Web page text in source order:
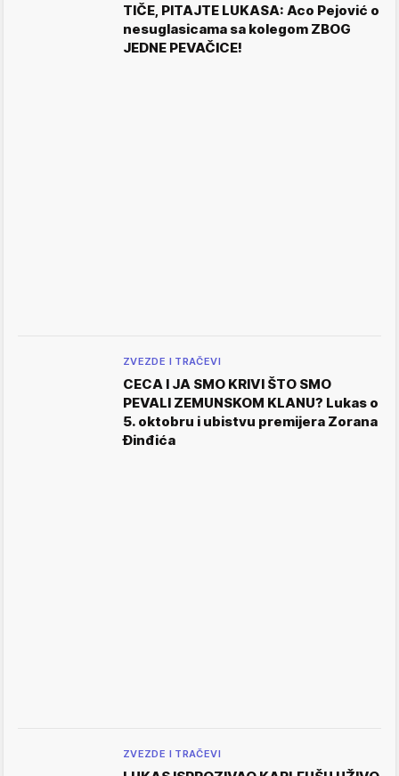
TIČE, PITAJTE LUKASA: Aco Pejović o
nesuglasicama sa kolegom ZBOG
JEDNE PEVAČICE!
ZVEZDE I TRAČEVI
CECA I JA SMO KRIVI ŠTO SMO
PEVALI ZEMUNSKOM KLANU? Lukas o
5. oktobru i ubistvu premijera Zorana
Đinđića
ZVEZDE I TRAČEVI